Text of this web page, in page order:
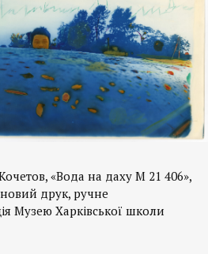
«Вода на даху М 21 406»,
друк, ручне
Музею Харківської школи